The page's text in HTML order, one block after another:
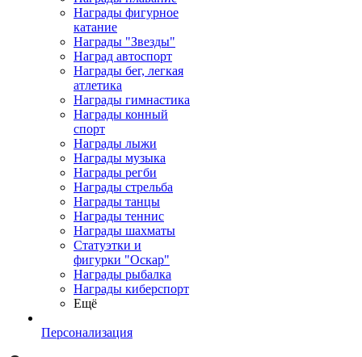
Награды фигурное
катание
Награды "Звезды"
Наград автоспорт
Награды бег, легкая
атлетика
Награды гимнастика
Награды конный
спорт
Награды лыжи
Награды музыка
Награды регби
Награды стрельба
Награды танцы
Награды теннис
Награды шахматы
Статуэтки и
фигурки "Оскар"
Награды рыбалка
Награды киберспорт
Ещё
Персонализация